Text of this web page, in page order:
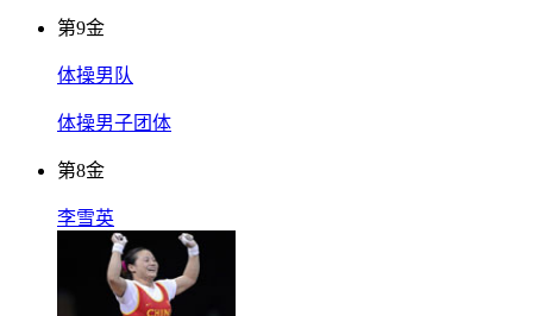
第9金
体操男队
体操男子团体
第8金
李雪英